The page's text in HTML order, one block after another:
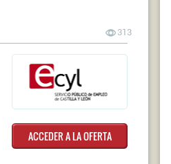
313
ACCEDER A LA OFERTA